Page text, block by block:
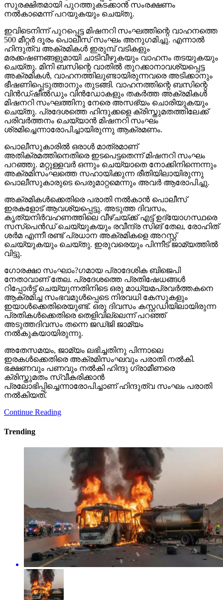
സുരക്ഷിതമായി പുറത്തുകടക്കാന്‍ സംരക്ഷണം
നല്‍കാമെന്ന് പറയുകയും ചെയ്തു.
ഇവിടെനിന്ന് പുറപ്പെട്ട മിഷനറി സംഘത്തിന്റെ വാഹനത്തെ
500 മീറ്റര്‍ ദൂരം പൊലീസ് സംഘം അനുഗമിച്ചു. എന്നാല്‍
ഹിന്ദുത്വ അക്രമികള്‍ ഇരുമ്പ് വടികളും
മരക്കഷണങ്ങളുമായി ചാടിവീഴുകയും വാഹനം തടയുകയും
ചെയ്തു. മിനി ബസിന്റെ വാതില്‍ തുറക്കാനാവശ്യപ്പെട്ട
അക്രമികള്‍, വാഹനത്തിലുണ്ടായിരുന്നവരെ അടിക്കാനും
ഭീഷണിപ്പെടുത്താനും തുടങ്ങി. വാഹനത്തിന്റെ ബസിന്റെ
വിന്‍ഡ്ഷീല്‍ഡും വിന്‍ഡോകളും തകര്‍ത്ത അക്രമികള്‍
മിഷനറി സംഘത്തിനു നേരെ അസഭ്യം ചൊരിയുകയും
ചെയ്തു. പ്രദേശത്തെ ഹിന്ദുക്കളെ ക്രിസ്തുമതത്തിലേക്ക്
പരിവര്‍ത്തനം ചെയ്യാന്‍ മിഷനറി സംഘം
ശ്രമിച്ചെന്നാരോപിച്ചായിരുന്നു ആക്രമണം.
പൊലീസുകാരില്‍ ഒരാള്‍ മാത്രമാണ്
അതിക്രമത്തിനെതിരെ ഇടപെട്ടതെന്ന് മിഷനറി സംഘം
പറഞ്ഞു. മറ്റുള്ളവര്‍ ഒന്നും ചെയ്യാതെ നോക്കിനിന്നെന്നും
അക്രമിസംഘത്തെ സഹായിക്കുന്ന രീതിയിലായിരുന്നു
പൊലീസുകാരുടെ പെരുമാറ്റമെന്നും അവര്‍ ആരോപിച്ചു.
അക്രമികള്‍ക്കെതിരെ പരാതി നല്‍കാന്‍ പൊലീസ്
ഇരകളോട് ആവശ്യപ്പെട്ടു. അടുത്ത ദിവസം,
കൃത്യനിര്‍വഹണത്തിലെ വീഴ്ചയ്ക്ക് എട്ട് ഉദ്യോഗസ്ഥരെ
സസ്‌പെന്‍ഡ് ചെയ്യുകയും രവീന്ദ്ര സിങ് തേല, രോഹിത്
ശര്‍മ എന്നീ രണ്ട് പ്രധാന അക്രമികളെ അറസ്റ്റ്
ചെയ്യുകയും ചെയ്തു. ഇരുവരെയും പിന്നീട് ജാമ്യത്തില്‍
വിട്ടു.
ഗോരക്ഷാ സംഘാം?ഗമായ പ്രാദേശിക ബിജെപി
നേതാവാണ് തേല. പ്രദേശത്തെ പ്രതിഷേധങ്ങള്‍
റിപ്പോര്‍ട്ട് ചെയ്യുന്നതിനിടെ ഒരു മാധ്യമപ്രവര്‍ത്തകനെ
ആക്രമിച്ച സംഭവമുള്‍പ്പെടെ നിരവധി കേസുകളും
ഇയാള്‍ക്കെതിരെയുണ്ട്. ഒരു ദിവസം കസ്റ്റഡിയിലായിരുന്ന
പ്രതികള്‍ക്കെതിരെ തെളിവില്ലെന്ന് പറഞ്ഞ്
അടുത്തദിവസം തന്നെ ജഡ്ജി ജാമ്യം
നല്‍കുകയായിരുന്നു.
അതേസമയം, ജാമ്യം ലഭിച്ചതിനു പിന്നാലെ
ഇരകള്‍ക്കെതിരെ അക്രമിസംഘവും പരാതി നല്‍കി.
ഭക്ഷണവും പണവും നല്‍കി ഹിന്ദു ഗ്രാമീണരെ
ക്രിസ്തുമതം സ്വീകരിക്കാന്‍
പ്രലോഭിപ്പിച്ചെന്നാരോപിച്ചാണ് ഹിന്ദുത്വ സംഘം പരാതി
നല്‍കിയത്.
Continue Reading
Trending